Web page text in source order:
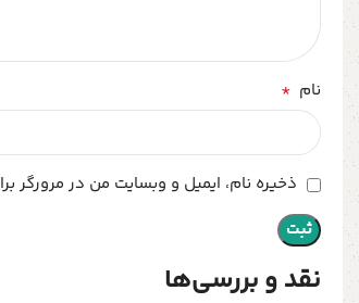
نقد و بررسی‌ها
نام *
ذخیره نام، ایمیل و وبسایت من در مرورگر